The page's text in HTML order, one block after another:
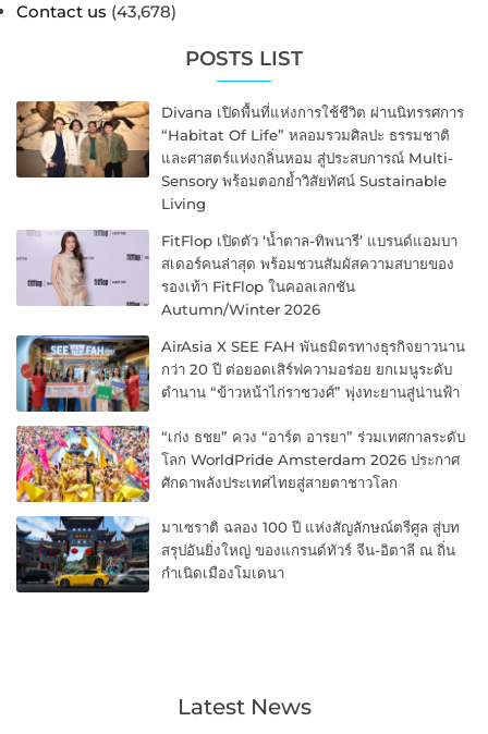
Contact us (43,678)
POSTS LIST
Divana เปิดพื้นที่แห่งการใช้ชีวิต ผ่านนิทรรศการ
“Habitat Of Life” หลอมรวมศิลปะ ธรรมชาติ
และศาสตร์แห่งกลิ่นหอม สู่ประสบการณ์ Multi-
Sensory พร้อมตอกย้ำวิสัยทัศน์ Sustainable
Living
FitFlop เปิดตัว ‘น้ำตาล-ทิพนารี’ แบรนด์แอมบา
สเดอร์คนล่าสุด พร้อมชวนสัมผัสความสบายของ
รองเท้า FitFlop ในคอลเลกชัน
Autumn/Winter 2026
AirAsia X SEE FAH พันธมิตรทางธุรกิจยาวนาน
กว่า 20 ปี ต่อยอดเสิร์ฟความอร่อย ยกเมนูระดับ
ตำนาน “ข้าวหน้าไก่ราชวงศ์” พุ่งทะยานสู่น่านฟ้า
“เก่ง ธชย” ควง “อาร์ต อารยา” ร่วมเทศกาลระดับ
โลก WorldPride Amsterdam 2026 ประกาศ
ศักดาพลังประเทศไทยสู่สายตาชาวโลก
มาเซราติ ฉลอง 100 ปี แห่งสัญลักษณ์ตรีศูล สู่บท
สรุปอันยิ่งใหญ่ ของแกรนด์ทัวร์ จีน-อิตาลี ณ ถิ่น
กำเนิดเมืองโมเดนา
Latest News